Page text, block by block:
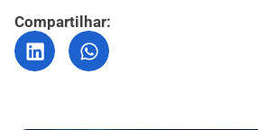
Compartilhar: